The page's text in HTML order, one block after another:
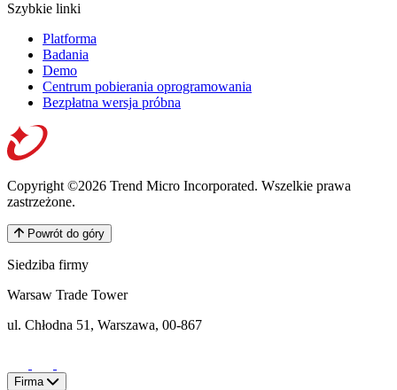
Szybkie linki
Platforma
Badania
Demo
Centrum pobierania oprogramowania
Bezpłatna wersja próbna
Copyright ©2026 Trend Micro Incorporated. Wszelkie prawa
zastrzeżone.
Powrót do góry
Siedziba firmy
Warsaw Trade Tower
ul. Chłodna 51, Warszawa, 00-867
Firma